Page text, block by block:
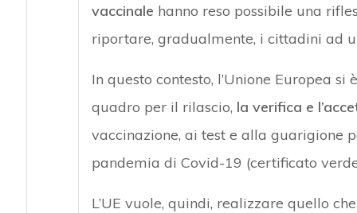
vaccinale hanno reso possibile una
riportare, gradualmente, i cittadini ad
In questo contesto, l’Unione Europea
quadro per il rilascio, la verifica e
vaccinazione, ai test e alla guarigione
pandemia di Covid-19 (certificato
L’UE vuole, quindi, realizzare quello